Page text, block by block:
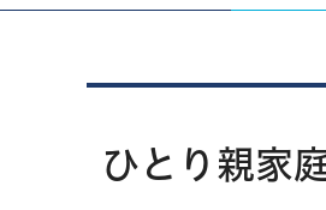
ひとり親家